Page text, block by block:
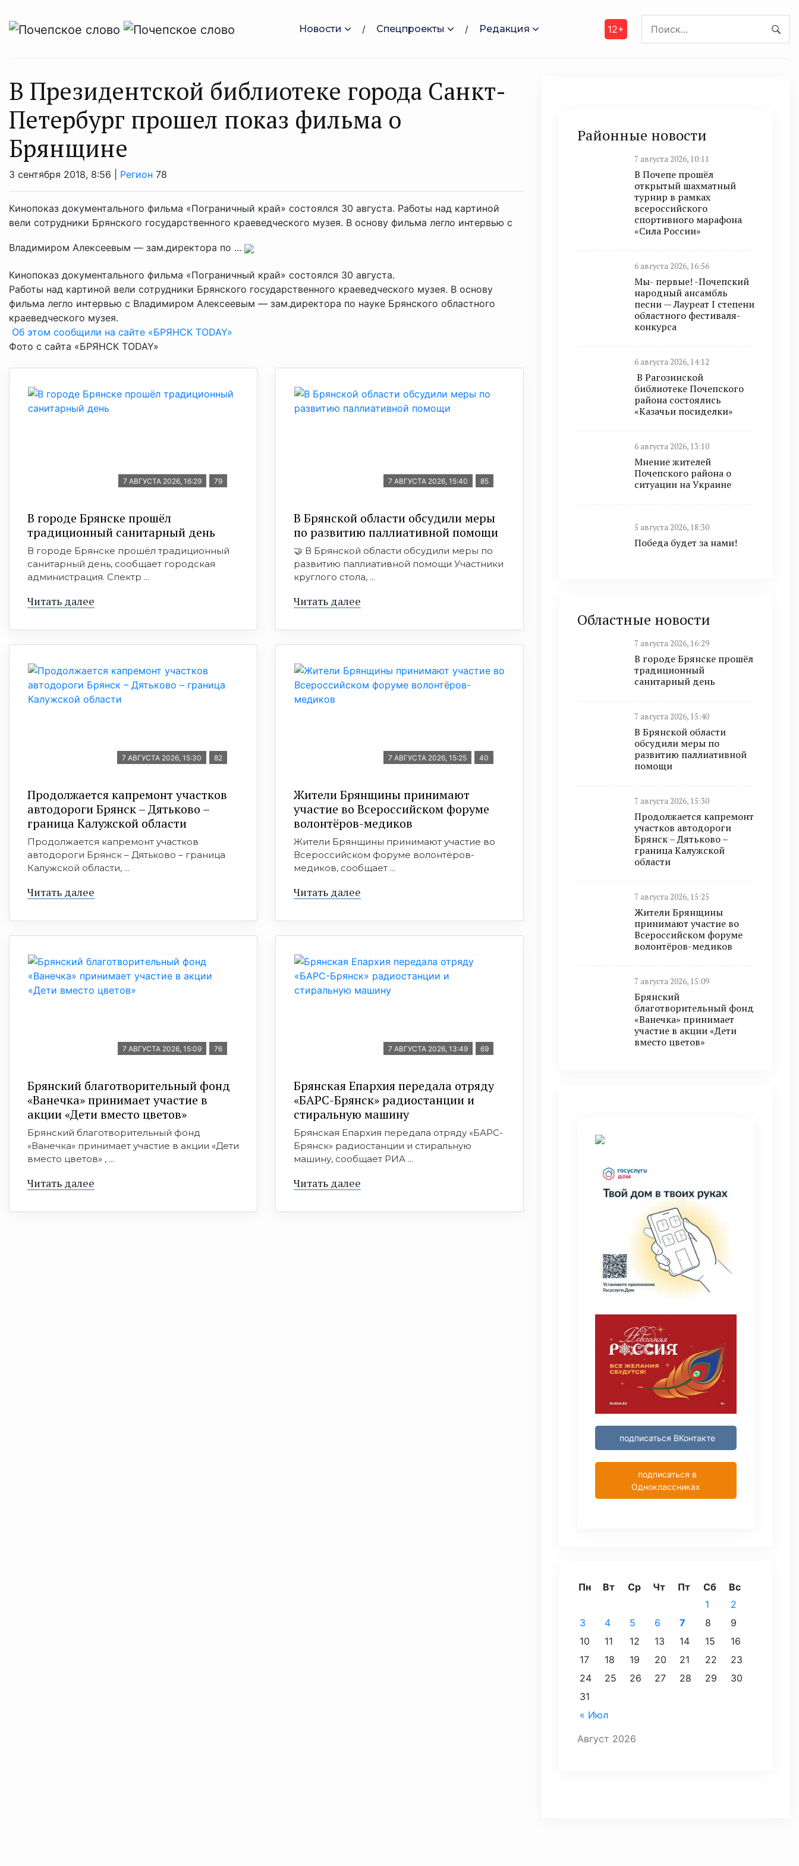
Новости Спецпроекты Редакция 12+
В Президентской библиотеке города Санкт-
Петербург прошел показ фильма о
Брянщине
3 сентября 2018, 8:56 | Регион 78
Кинопоказ документального фильма «Пограничный край» состоялся 30 августа. Работы над картиной
вели сотрудники Брянского государственного краеведческого музея. В основу фильма легло интервью с
Владимиром Алексеевым — зам.директора по ...
Кинопоказ документального фильма «Пограничный край» состоялся 30 августа.
Работы над картиной вели сотрудники Брянского государственного краеведческого музея. В основу
фильма легло интервью с Владимиром Алексеевым — зам.директора по науке Брянского областного
краеведческого музея.
Об этом сообщили на сайте «БРЯНСК TODAY»
Фото с сайта «БРЯНСК TODAY»
7 АВГУСТА 2026, 16:29 79
В городе Брянске прошёл
традиционный санитарный день
В городе Брянске прошёл традиционный
санитарный день, сообщает городская
администрация. Спектр ...
Читать далее
7 АВГУСТА 2026, 15:40 85
В Брянской области обсудили меры
по развитию паллиативной помощи
🤝 В Брянской области обсудили меры по
развитию паллиативной помощи Участники
круглого стола, ...
Читать далее
7 АВГУСТА 2026, 15:30 82
Продолжается капремонт участков
автодороги Брянск – Дятьково –
граница Калужской области
Продолжается капремонт участков
автодороги Брянск – Дятьково – граница
Калужской области, ...
Читать далее
7 АВГУСТА 2026, 15:25 40
Жители Брянщины принимают
участие во Всероссийском форуме
волонтёров-медиков
Жители Брянщины принимают участие во
Всероссийском форуме волонтёров-
медиков, сообщает ...
Читать далее
7 АВГУСТА 2026, 15:09 76
Брянский благотворительный фонд
«Ванечка» принимает участие в
акции «Дети вместо цветов»
Брянский благотворительный фонд
«Ванечка» принимает участие в акции «Дети
вместо цветов» , ...
Читать далее
7 АВГУСТА 2026, 13:49 69
Брянская Епархия передала отряду
«БАРС-Брянск» радиостанции и
стиральную машину
Брянская Епархия передала отряду «БАРС-
Брянск» радиостанции и стиральную
машину, сообщает РИА ...
Читать далее
Районные новости
7 августа 2026, 10:11
В Почепе прошёл
открытый шахматный
турнир в рамках
всероссийского
спортивного марафона
«Сила России»
6 августа 2026, 16:56
Мы- первые! -Почепский
народный ансамбль
песни — Лауреат I степени
областного фестиваля-
конкурса
6 августа 2026, 14:12
В Рагозинской
библиотеке Почепского
района состоялись
«Казачьи посиделки»
6 августа 2026, 13:10
Мнение жителей
Почепского района о
ситуации на Украине
5 августа 2026, 18:30
Победа будет за нами!
Областные новости
7 августа 2026, 16:29
В городе Брянске прошёл
традиционный
санитарный день
7 августа 2026, 15:40
В Брянской области
обсудили меры по
развитию паллиативной
помощи
7 августа 2026, 15:30
Продолжается капремонт
участков автодороги
Брянск – Дятьково –
граница Калужской
области
7 августа 2026, 15:25
Жители Брянщины
принимают участие во
Всероссийском форуме
волонтёров-медиков
7 августа 2026, 15:09
Брянский
благотворительный фонд
«Ванечка» принимает
участие в акции «Дети
вместо цветов»
подписаться ВКонтакте
подписаться в
Одноклассниках
Август 2026
Пн Вт Ср Чт Пт Сб Вс
« Июл
1
2
3
4 5 6 7 8
9
10
11 12 13 14 15
16
17
18 19 20 21 22
23
24
25 26 27 28 29
30
31